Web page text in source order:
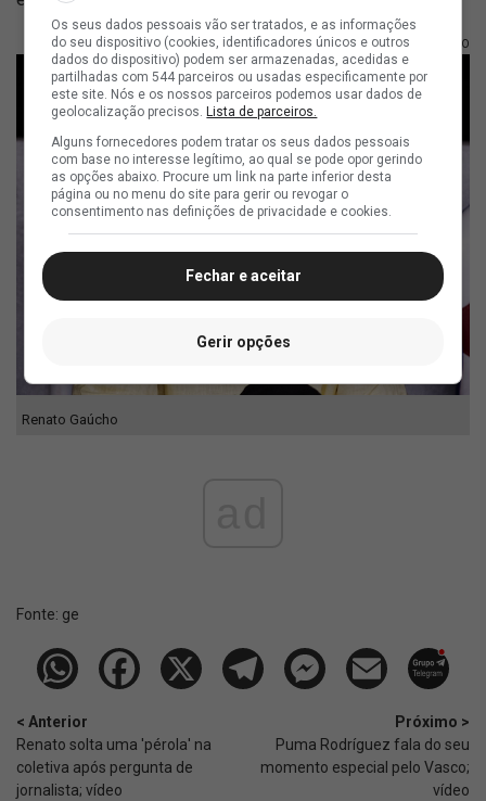
FOTO: MATHEUS LIMA/VASCO
Renato Gaúcho
Fonte: ge
< Anterior
Renato solta uma 'pérola' na
coletiva após pergunta de
jornalista; vídeo
Próximo >
Puma Rodríguez fala do seu
momento especial pelo Vasco;
vídeo
Os seus dados pessoais vão ser tratados, e as informações
do seu dispositivo (cookies, identificadores únicos e outros
dados do dispositivo) podem ser armazenadas, acedidas e
partilhadas com 544 parceiros ou usadas especificamente por
este site. Nós e os nossos parceiros podemos usar dados de
geolocalização precisos. Lista de parceiros.
Alguns fornecedores podem tratar os seus dados pessoais
com base no interesse legítimo, ao qual se pode opor gerindo
as opções abaixo. Procure um link na parte inferior desta
página ou no menu do site para gerir ou revogar o
consentimento nas definições de privacidade e cookies.
Fechar e aceitar
Gerir opções